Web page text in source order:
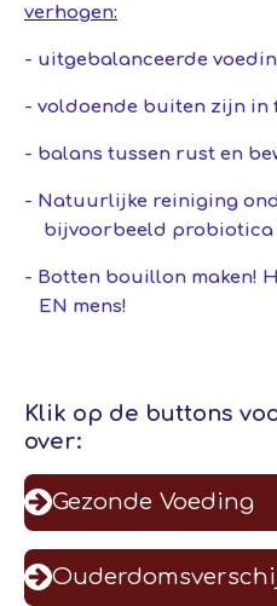
verhogen:
- uitgebalanceerde
- voldoende buiten zijn in
- balans tussen rust en
- Natuurlijke reiniging
bijvoorbeeld probiotica
- Botten bouillon maken!
EN mens!
Klik op de buttons
over:
Gezonde Voeding